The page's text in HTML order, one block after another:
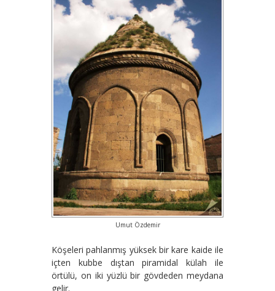
Umut Özdemir
Köşeleri pahlanmış yüksek bir kare kaide ile
içten kubbe dıştan piramidal külah ile
örtülü, on iki yüzlü bir gövdeden meydana
gelir.